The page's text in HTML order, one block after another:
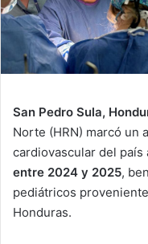
San Pedro Sula,
Norte (HRN) marcó un
cardiovascular del país
entre 2024 y 2025,
pediátricos
Honduras.